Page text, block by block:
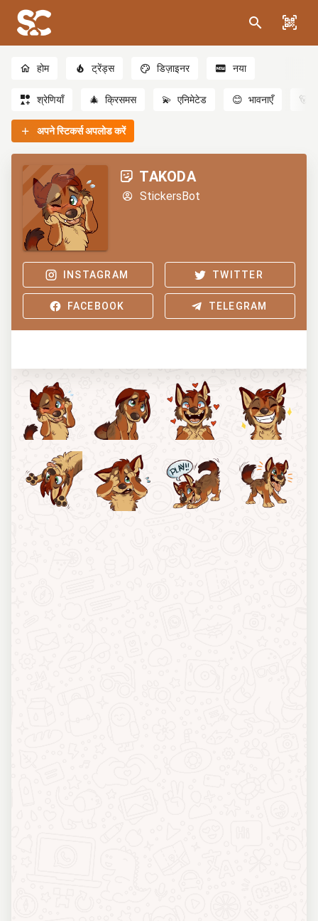
होम ट्रेंड्स डिज़ाइनर नया
श्रेणियाँ 🎄 क्रिसमस 💫 एनिमेटेड 😊 भावनाएँ 🐻
अपने स्टिकर्स अपलोड करें
TAKODA
StickersBot
INSTAGRAM TWITTER
FACEBOOK TELEGRAM